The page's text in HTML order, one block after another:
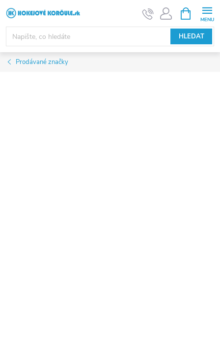
Přejít
na
obsah
HLEDAT
NÁKUPNÍ
KOŠÍK
Prodávané značky